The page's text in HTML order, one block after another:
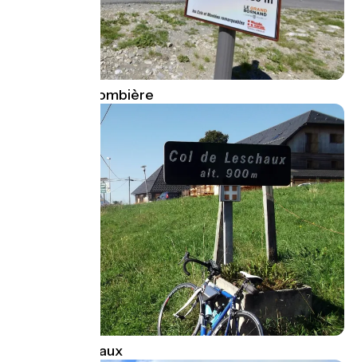
Col de la Colombière
Col de Leschaux